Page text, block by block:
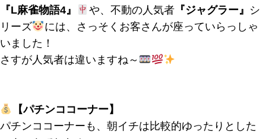
『L麻雀物語4』
や、不動の人気者『ジャグラー』 シ
リーズ
には、さっそくお客さんが座っていらっしゃ
いました！
さすが人気者は違いますね～
【パチンココーナー】
パチンココーナーも、朝イチは比較的ゆったりとした